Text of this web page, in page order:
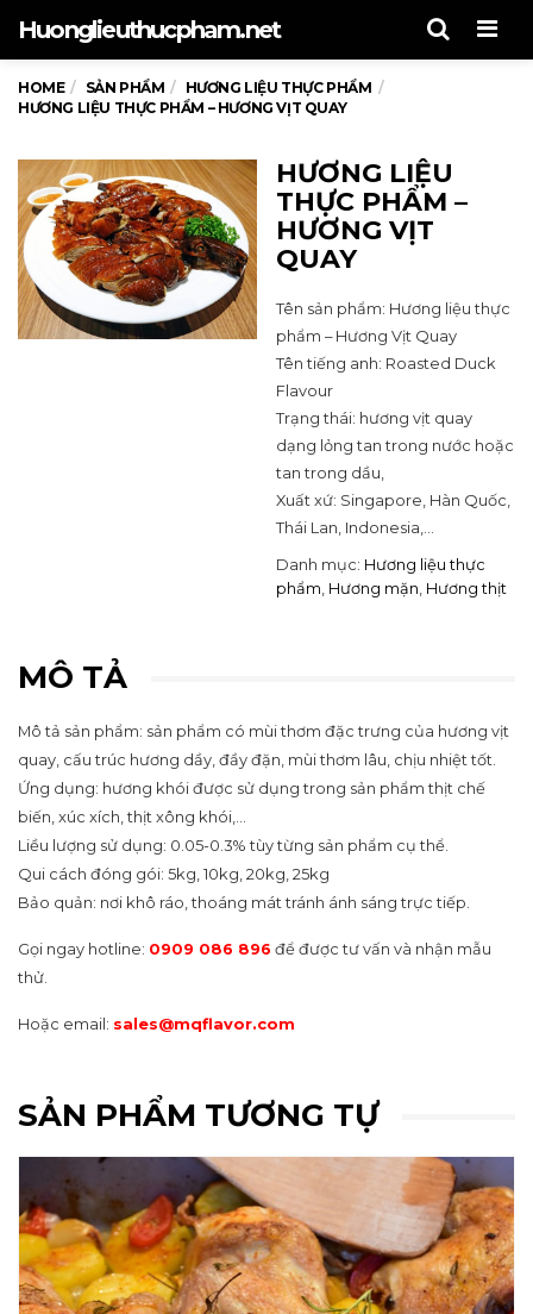
Huonglieuthucpham.net
HOME SẢN PHẨM
HƯƠNG LIỆU THỰC PHẨM
HƯƠNG LIỆU THỰC PHẨM – HƯƠNG VỊT QUAY
HƯƠNG LIỆU
THỰC PHẨM –
HƯƠNG VỊT
QUAY
Tên sản phẩm: Hương liệu thực
phẩm – Hương Vịt Quay
Tên tiếng anh: Roasted Duck
Flavour
Trạng thái: hương vịt quay
dạng lỏng tan trong nước hoặc
tan trong dầu,
Xuất xứ: Singapore, Hàn Quốc,
Thái Lan, Indonesia,…
Danh mục: Hương liệu thực
phẩm, Hương mặn, Hương thịt
MÔ TẢ
Mô tả sản phẩm: sản phẩm có mùi thơm đặc trưng của hương vịt
quay, cấu trúc hương dầy, đầy đặn, mùi thơm lâu, chịu nhiệt tốt.
Ứng dụng: hương khói được sử dụng trong sản phẩm thịt chế
biến, xúc xích, thịt xông khói,…
Liều lượng sử dụng: 0.05-0.3% tùy từng sản phẩm cụ thể.
Qui cách đóng gói: 5kg, 10kg, 20kg, 25kg
Bảo quản: nơi khô ráo, thoáng mát tránh ánh sáng trực tiếp.
Gọi ngay hotline: 0909 086 896 để được tư vấn và nhận mẫu
thử.
Hoặc email: sales@mqflavor.com
SẢN PHẨM TƯƠNG TỰ